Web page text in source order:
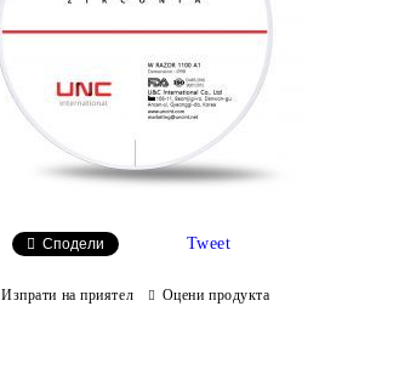
Сподели Tweet
Изпрати на приятел Оцени продукта